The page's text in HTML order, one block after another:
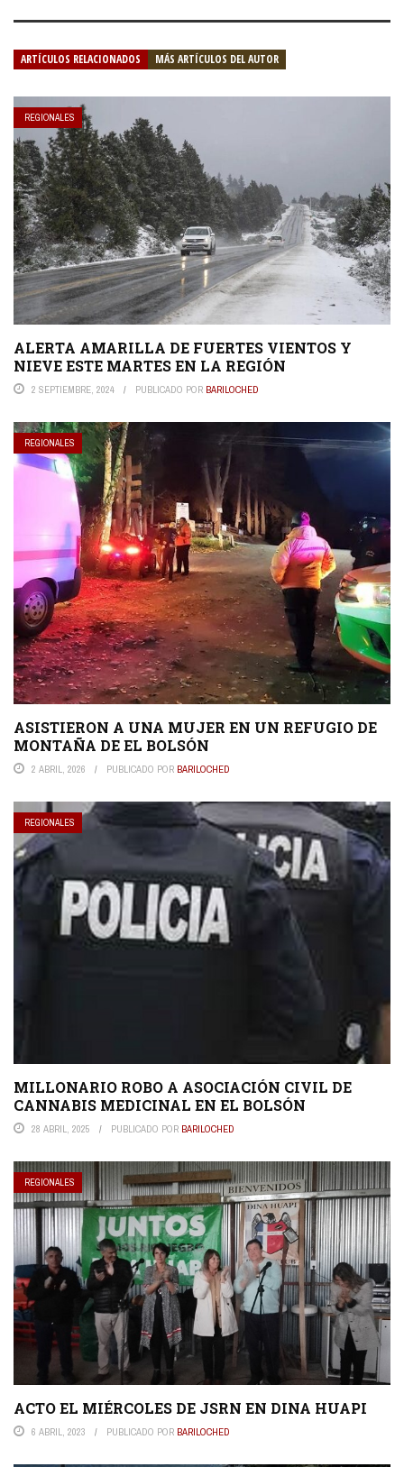
ARTÍCULOS RELACIONADOS MÁS ARTÍCULOS DEL AUTOR
REGIONALES
ALERTA AMARILLA DE FUERTES VIENTOS Y
NIEVE ESTE MARTES EN LA REGIÓN
2 SEPTIEMBRE, 2024 PUBLICADO POR BARILOCHED
REGIONALES
ASISTIERON A UNA MUJER EN UN REFUGIO DE
MONTAÑA DE EL BOLSÓN
2 ABRIL, 2026 PUBLICADO POR BARILOCHED
REGIONALES
MILLONARIO ROBO A ASOCIACIÓN CIVIL DE
CANNABIS MEDICINAL EN EL BOLSÓN
28 ABRIL, 2025 PUBLICADO POR BARILOCHED
REGIONALES
ACTO EL MIÉRCOLES DE JSRN EN DINA HUAPI
6 ABRIL, 2023 PUBLICADO POR BARILOCHED